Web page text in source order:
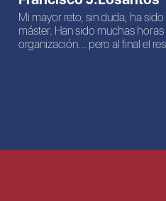
Mi mayor reto, sin duda, ha
máster. Han sido muchas
organización... pero al final el